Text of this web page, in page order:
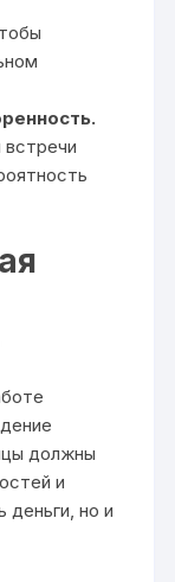
должны
и
деньги, но и